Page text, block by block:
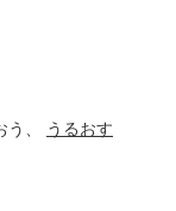
う、
うるおす